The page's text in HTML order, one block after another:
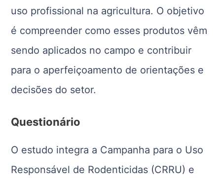
uso profissional na agricultura. O objetivo
é compreender como esses produtos vêm
sendo aplicados no campo e contribuir
para o aperfeiçoamento de orientações e
decisões do setor.
Questionário
O estudo integra a Campanha para o Uso
Responsável de Rodenticidas (CRRU) e